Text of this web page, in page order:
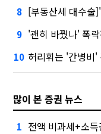
8 [부동산세 대수
9 '괜히 바꿨나' 폭락
10 허리휘는 '간병비
많이 본 증권 뉴스
1 전액 비과세+소